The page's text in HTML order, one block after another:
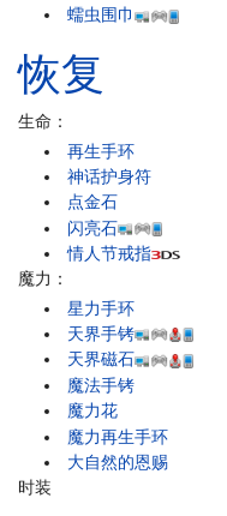
蠕虫围巾
恢复
生命：
再生手环
神话护身符
点金石
闪亮石
情人节戒指
魔力：
星力手环
天界手铐
天界磁石
魔法手铐
魔力花
魔力再生手环
大自然的恩赐
时装